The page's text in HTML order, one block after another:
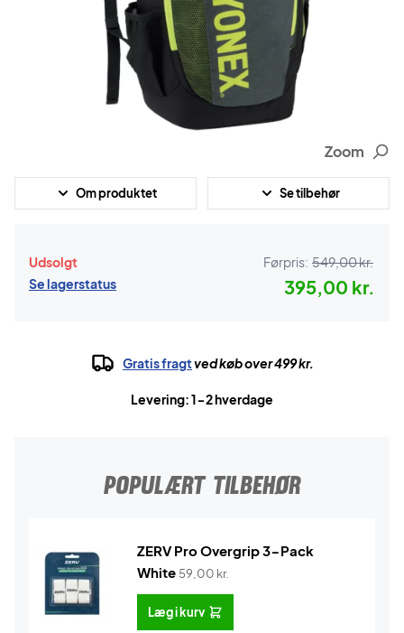
Zoom
Om produktet Se tilbehør
Udsolgt
Se lagerstatus
Førpris: 549,00 kr.
395,00 kr.
Gratis fragtved køb over 499 kr.
Levering: 1-2 hverdage
POPULÆRT TILBEHØR
ZERV Pro Overgrip 3-Pack
White 59,00 kr.
Læg i kurv